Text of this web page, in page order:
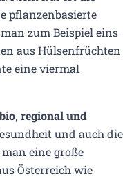
pflanzenbasierte
zum Beispiel eins
aus Hülsenfrüchten
eine viermal
bio, regional und
und auch die
eine große
Österreich wie